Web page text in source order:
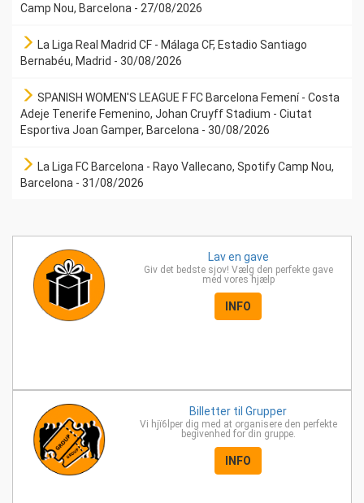
Camp Nou, Barcelona - 27/08/2026
La Liga Real Madrid CF - Málaga CF, Estadio Santiago
Bernabéu, Madrid - 30/08/2026
SPANISH WOMEN'S LEAGUE F FC Barcelona Femení - Costa
Adeje Tenerife Femenino, Johan Cruyff Stadium - Ciutat
Esportiva Joan Gamper, Barcelona - 30/08/2026
La Liga FC Barcelona - Rayo Vallecano, Spotify Camp Nou,
Barcelona - 31/08/2026
Lav en gave
Giv det bedste sjov! Vælg den perfekte gave
med vores hjælp
INFO
Billetter tilGrupper
Vi hjï6lper dig med at organisere den perfekte
begivenhed for din gruppe.
INFO